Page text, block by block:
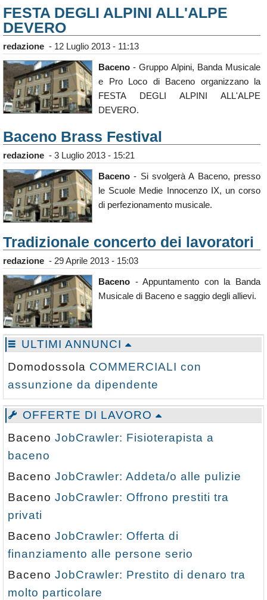
FESTA DEGLI ALPINI ALL'ALPE
DEVERO
redazione - 12 Luglio 2013 - 11:13
Baceno - Gruppo Alpini, Banda Musicale
e Pro Loco di Baceno organizzano la
FESTA DEGLI ALPINI ALL'ALPE
DEVERO.
Baceno Brass Festival
redazione - 3 Luglio 2013 - 15:21
Baceno - Si svolgerà A Baceno, presso
le Scuole Medie Innocenzo IX, un corso
di perfezionamento musicale.
Tradizionale concerto dei lavoratori
redazione - 29 Aprile 2013 - 15:03
Baceno - Appuntamento con la Banda
Musicale di Baceno e saggio degli allievi.
ULTIMI ANNUNCI
Domodossola COMMERCIALI con
assunzione da dipendente
OFFERTE DI LAVORO
Baceno JobCrawler: Fisioterapista a
baceno
Baceno JobCrawler: Addeta/o alle pulizie
Baceno JobCrawler: Offrono prestiti tra
privati
Baceno JobCrawler: Offerta di
finanziamento alle persone serio
Baceno JobCrawler: Prestito di denaro tra
molto particolare